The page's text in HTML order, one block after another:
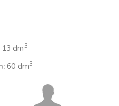
13 dm3
60 dm3